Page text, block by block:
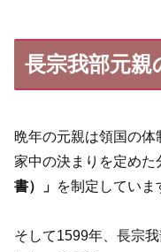
長宗我部元親
晩年の元親は領国の
家中の決まりを定めた
書）」 を制定していま
そして1599年、長宗